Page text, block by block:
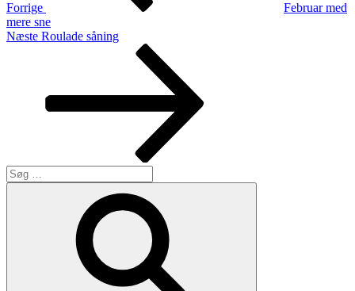
Forrige
Februar med
mere sne
Næste
Næste Roulade såning
Søg
efter: